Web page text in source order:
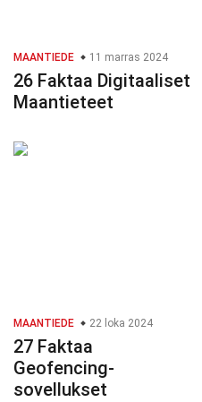
MAANTIEDE 11 marras 2024
26 Faktaa Digitaaliset
Maantieteet
MAANTIEDE 22 loka 2024
27 Faktaa
Geofencing-
sovellukset